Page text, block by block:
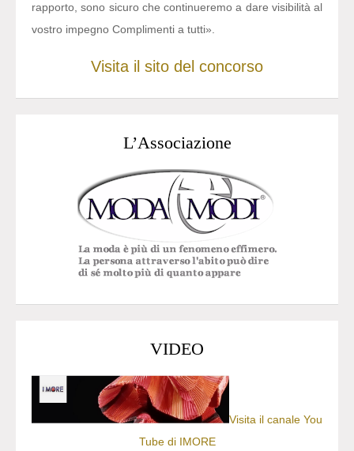
rapporto, sono sicuro che continueremo a dare visibilità al
vostro impegno Complimenti a tutti».
Visita il sito del concorso
L’Associazione
VIDEO
Visita il canale You
Tube di IMORE